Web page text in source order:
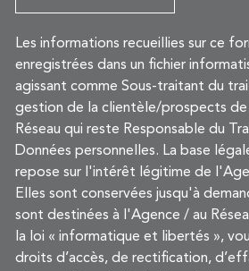
Les informations recueillies sur ce
enregistrées dans un fichier
agissant comme Sous-traitant du
gestion de la clientèle/prospects
Réseau qui reste Responsable du
Données personnelles. La base
repose sur l'intérêt légitime de
Elles sont conservées jusqu'à
sont destinées à l'Agence / au
la loi « informatique et libertés »,
droits d’accès, de rectification,